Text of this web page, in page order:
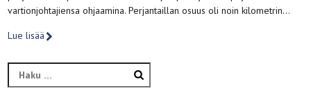
vartionjohtajiensa ohjaamina. Perjantaillan osuus oli noin kilometrin…
Lue lisää
Haku: